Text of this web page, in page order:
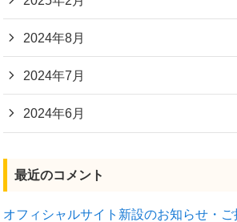
2024年8月
2024年7月
2024年6月
最近のコメント
オフィシャルサイト新設のお知らせ・ご